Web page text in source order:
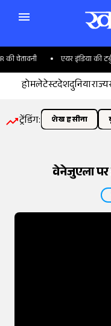
एयर इंडिया की टर्बुलेंस
होमलेटेस्टदेशदुनियाराज्य
ट्रेंडिंग: शेख हसीना
वेनेजुएला